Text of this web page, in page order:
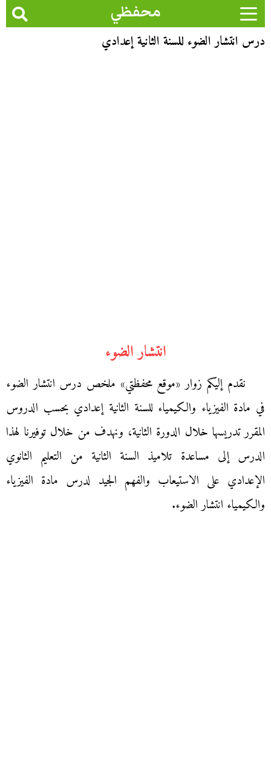
محفظي
درس انتشار الضوء للسنة الثانية إعدادي
انتشار الضوء
نقدم إليكم زوار «موقع محفظتي» ملخص درس انتشار الضوء
في مادة الفيزياء والكيمياء للسنة الثانية إعدادي بحسب الدروس
المقرر تدريسها خلال الدورة الثانية، ونهدف من خلال توفيرنا لهذا
الدرس إلى مساعدة تلاميذ السنة الثانية من التعليم الثانوي
الإعدادي على الاستيعاب والفهم الجيد لدرس مادة الفيزياء
والكيمياء انتشار الضوء.